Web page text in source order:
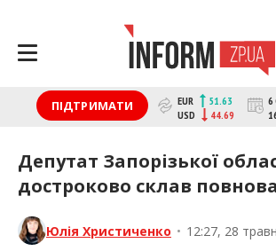
контенту
inform.zp.ua
INFORM.ZP.UA – це
портал та веб-
розповідаємо
політики,
криміналу, подій,
сьогодні. Онлайн
6
EUR
51.63
USD
44.69
ПІДТРИМАТИ
Депутат Запорізької
достроково склав
Юлія Христиченко • 12:27, 28